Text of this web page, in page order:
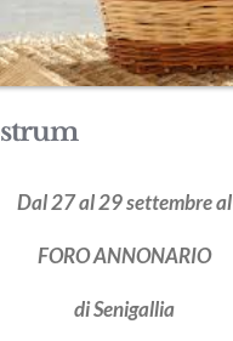
Dal 27 al 29 settembre al
FORO ANNONARIO
di Senigallia